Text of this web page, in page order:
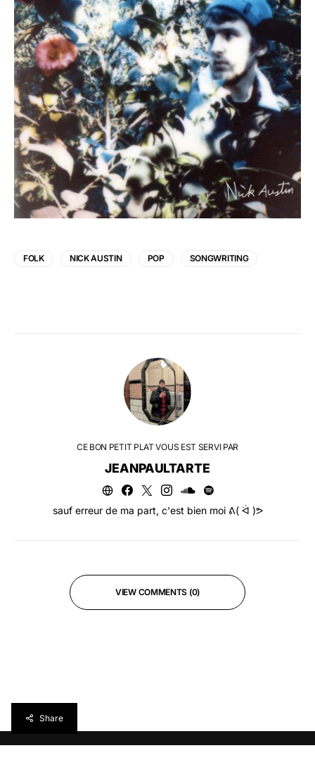
FOLK NICK AUSTIN POP SONGWRITING
CE BON PETIT PLAT VOUS EST SERVI PAR
JEANPAULTARTE
sauf erreur de ma part, c'est bien moi ᕕ( ᐛ )ᕗ
VIEW COMMENTS (0)
Share